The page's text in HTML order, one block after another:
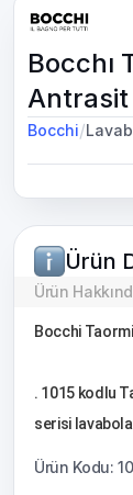
Bocchı
Antrasit
Bocchi/
Ürün
Ürün
Bocchi
. 1015 kodlu
serisi
Ürün Kodu: